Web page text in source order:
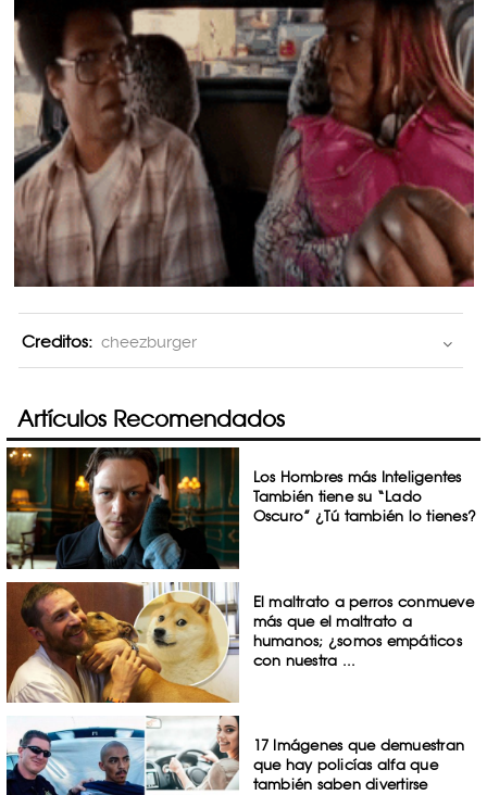
Creditos: cheezburger
Artículos Recomendados
Los Hombres más Inteligentes
También tiene su “Lado
Oscuro” ¿Tú también lo tienes?
El maltrato a perros conmueve
más que el maltrato a
humanos; ¿somos empáticos
con nuestra ...
17 Imágenes que demuestran
que hay policías alfa que
también saben divertirse